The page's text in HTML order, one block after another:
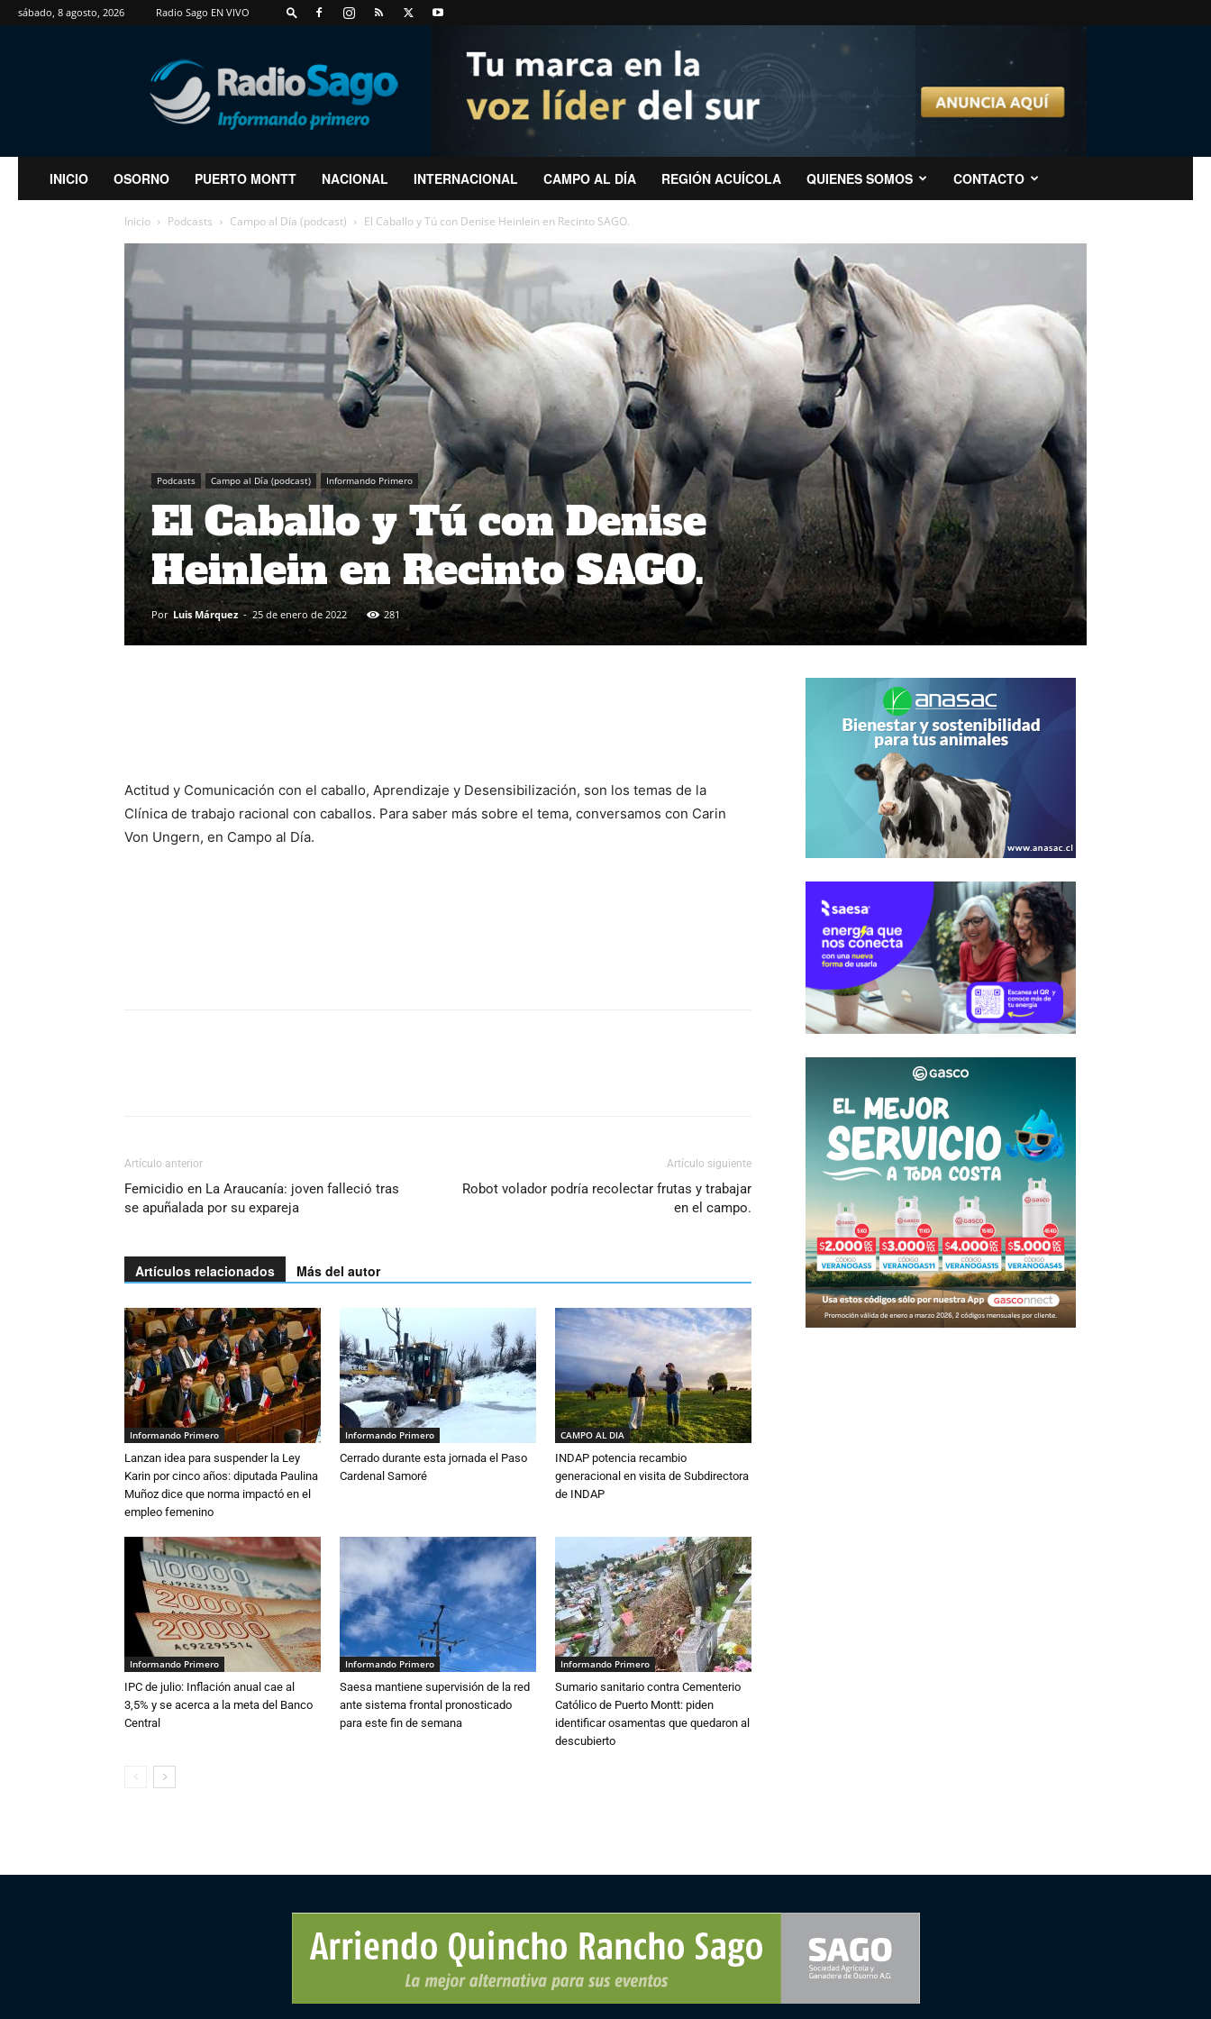
sábado, 8 agosto, 2026 Radio Sago EN VIVO
RadioSago
INICIO OSORNO PUERTO MONTT NACIONAL INTERNACIONAL CAMPO AL DÍA REGIÓN ACUÍCOLA QUIENES SOMOS CONTACTO
Inicio Podcasts Campo al Día (podcast) El Caballo y Tú con Denise Heinlein en Recinto SAGO.
Podcasts Campo al Día (podcast) Informando Primero
El Caballo y Tú con Denise
Heinlein en Recinto SAGO.
Por Luis Márquez - 25 de enero de 2022 281
Actitud y Comunicación con el caballo, Aprendizaje y Desensibilización, son los temas de la
Clínica de trabajo racional con caballos. Para saber más sobre el tema, conversamos con Carin
Von Ungern, en Campo al Día.
Artículo anterior
Femicidio en La Araucanía: joven falleció tras
se apuñalada por su expareja
Artículo siguiente
Robot volador podría recolectar frutas y trabajar
en el campo.
Artículos relacionados Más del autor
Informando Primero
Lanzan idea para suspender la Ley
Karin por cinco años: diputada Paulina
Muñoz dice que norma impactó en el
empleo femenino
Informando Primero
Cerrado durante esta jornada el Paso
Cardenal Samoré
CAMPO AL DIA
INDAP potencia recambio
generacional en visita de Subdirectora
de INDAP
Informando Primero
IPC de julio: Inflación anual cae al
3,5% y se acerca a la meta del Banco
Central
Informando Primero
Saesa mantiene supervisión de la red
ante sistema frontal pronosticado
para este fin de semana
Informando Primero
Sumario sanitario contra Cementerio
Católico de Puerto Montt: piden
identificar osamentas que quedaron al
descubierto